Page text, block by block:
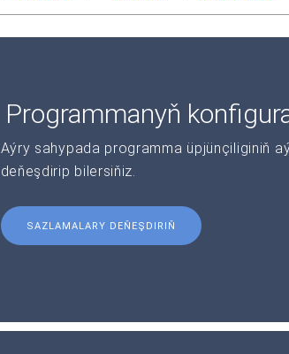
Programmanyň
Aýry sahypada programma üpjünçiliginiň
deňeşdirip bilersiňiz.
SAZLAMALARY DEŇEŞDIRIŇ